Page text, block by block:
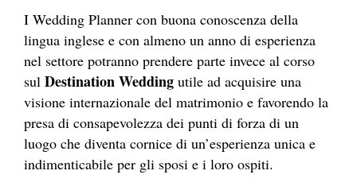
I Wedding Planner con buona conoscenza della
lingua inglese e con almeno un anno di esperienza
nel settore potranno prendere parte invece al corso
sul Destination Wedding utile ad acquisire una
visione internazionale del matrimonio e favorendo la
presa di consapevolezza dei punti di forza di un
luogo che diventa cornice di un’esperienza unica e
indimenticabile per gli sposi e i loro ospiti.